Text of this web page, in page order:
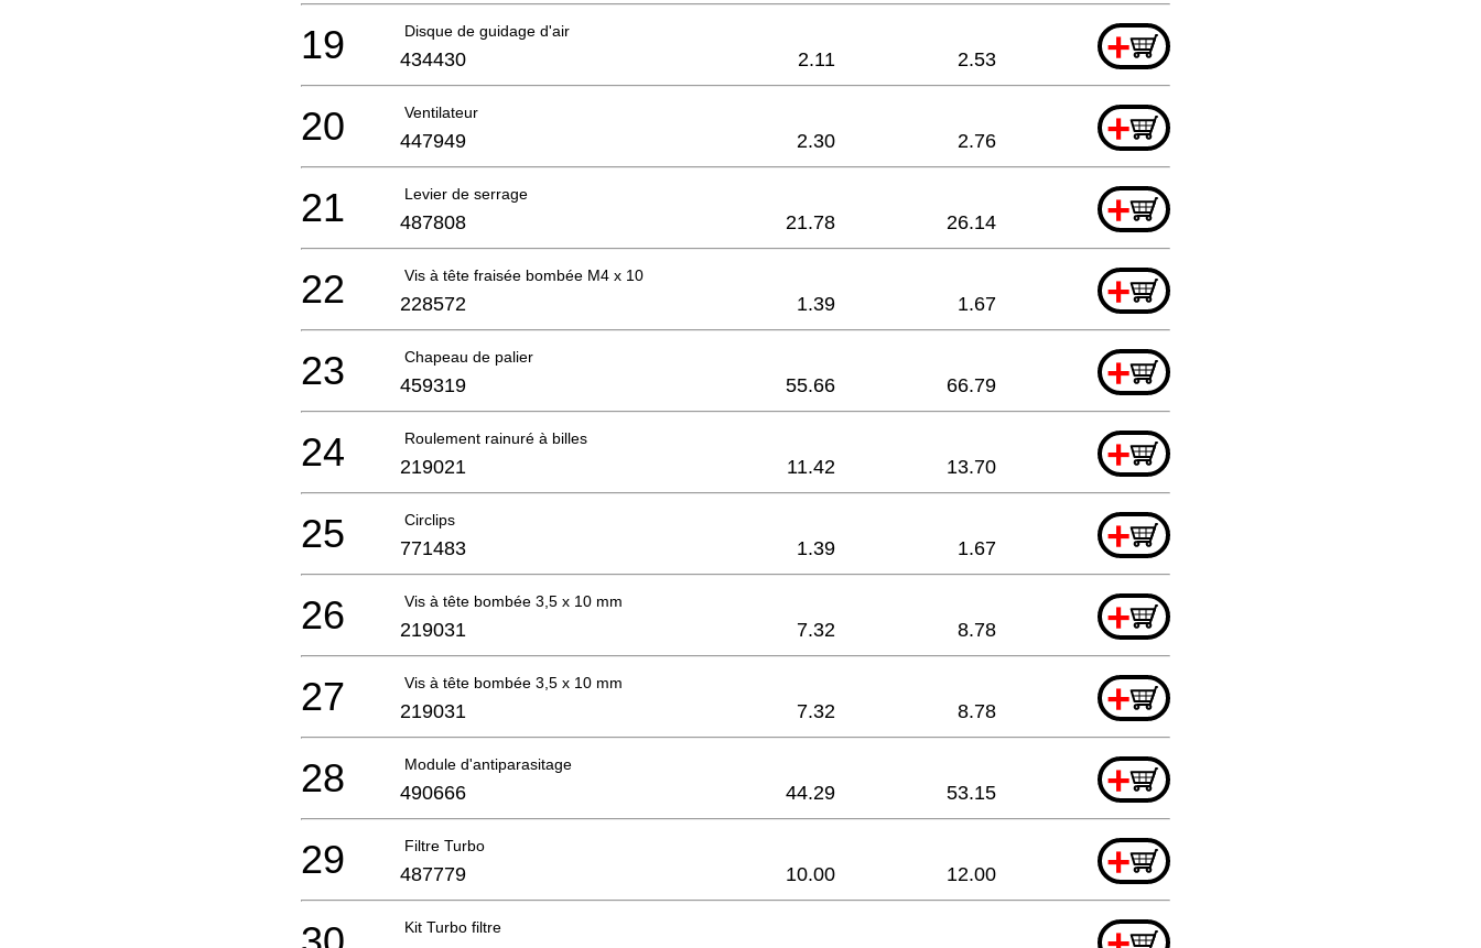
Disque de guidage d'air +
19 434430 2.11 2.53
Ventilateur +
20 447949 2.30 2.76
Levier de serrage +
21 487808 21.78 26.14
Vis à tête fraisée bombée M4 x 10 +
22 228572 1.39 1.67
Chapeau de palier +
23 459319 55.66 66.79
Roulement rainuré à billes +
24 219021 11.42 13.70
Circlips +
25 771483 1.39 1.67
Vis à tête bombée 3,5 x 10 mm +
26 219031 7.32 8.78
Vis à tête bombée 3,5 x 10 mm +
27 219031 7.32 8.78
Module d'antiparasitage +
28 490666 44.29 53.15
Filtre Turbo +
29 487779 10.00 12.00
Kit Turbo filtre